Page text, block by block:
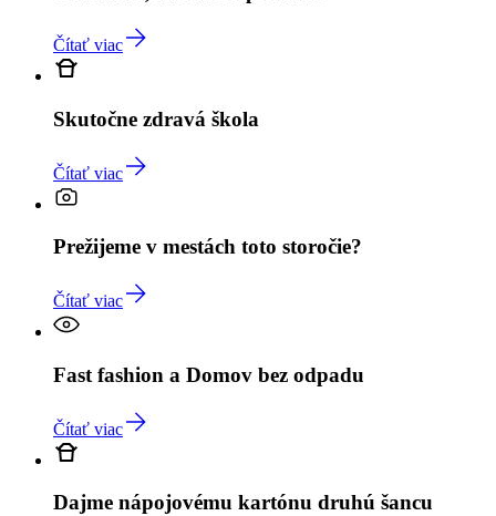
Čítať viac
Skutočne zdravá škola
Čítať viac
Prežijeme v mestách toto storočie?
Čítať viac
Fast fashion a Domov bez odpadu
Čítať viac
Dajme nápojovému kartónu druhú šancu